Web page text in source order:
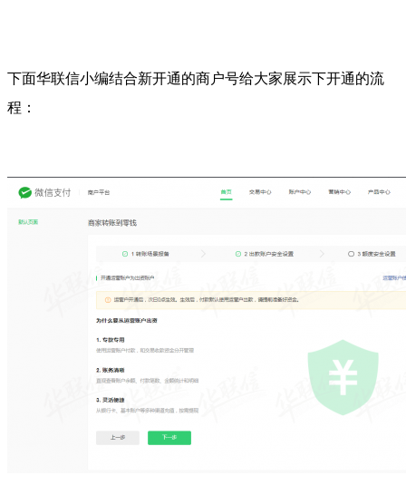
下面华联信小编结合新开通的商户号给大家展示下开通的流
程：